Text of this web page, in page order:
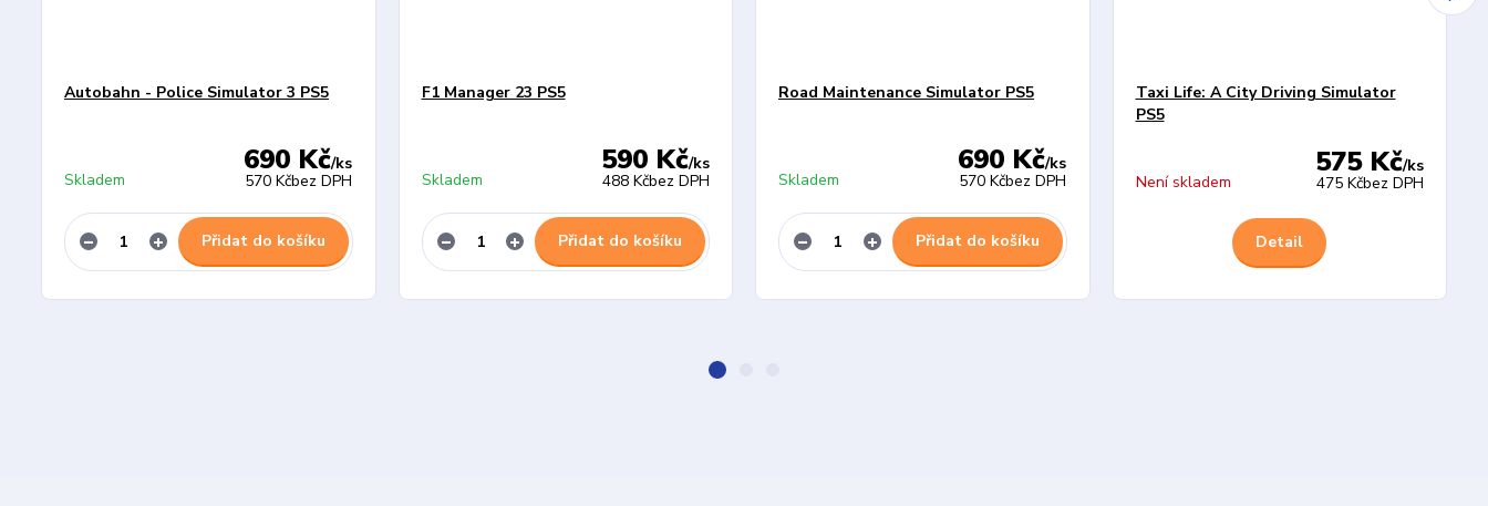
Autobahn - Police Simulator 3 PS5
690 Kč/ks
570 Kčbez DPH
Skladem
Přidat do košíku
F1 Manager 23 PS5
590 Kč/ks
488 Kčbez DPH
Skladem
Přidat do košíku
Road Maintenance Simulator PS5
690 Kč/ks
570 Kčbez DPH
Skladem
Přidat do košíku
Taxi Life: A City Driving Simulator
PS5
575 Kč/ks
475 Kčbez DPH
Není skladem
Detail